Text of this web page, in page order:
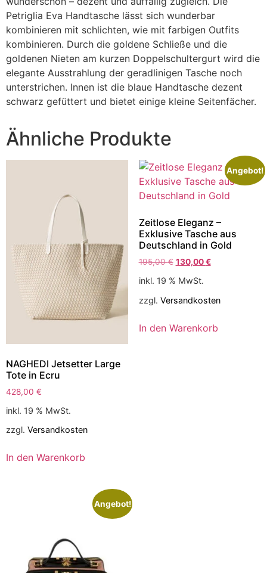
Petriglia Eva Handtasche lässt sich wunderbar
kombinieren mit schlichten, wie mit farbigen Outfits
kombinieren. Durch die goldene Schließe und die
goldenen Nieten am kurzen Doppelschultergurt wird die
elegante Ausstrahlung der geradlinigen Tasche noch
unterstrichen. Innen ist die blaue Handtasche dezent
schwarz gefüttert und bietet einige kleine Seitenfächer.
Ähnliche Produkte
NAGHEDI Jetsetter Large
Tote in Ecru
428,00 €
inkl. 19 % MwSt.
zzgl. Versandkosten
In den Warenkorb
Angebot!
Zeitlose Eleganz –
Exklusive Tasche aus
Deutschland in Gold
195,00€ 130,00€
inkl. 19 % MwSt.
zzgl. Versandkosten
In den Warenkorb
Angebot!